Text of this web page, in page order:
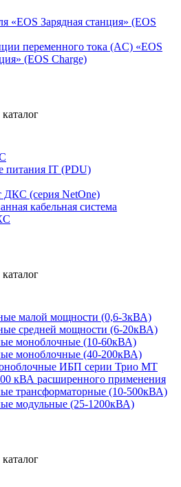
«EOS Зарядная станция» (EOS
переменного тока (AC) «EOS
(EOS Charge)
питания IT (PDU)
(серия NetOne)
кабельная система
малой мощности (0,6-3кВА)
средней мощности (6-20кВА)
моноблочные (10-60кВА)
моноблочные (40-200кВА)
ИБП серии Трио МТ
кВА расширенного применения
трансформаторные (10-500кВА)
модульные (25-1200кВА)